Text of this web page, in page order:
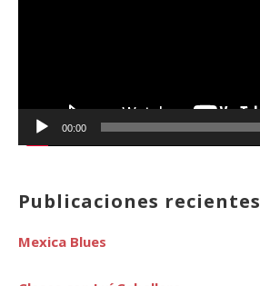
00:00
Publicaciones recientes
Mexica Blues